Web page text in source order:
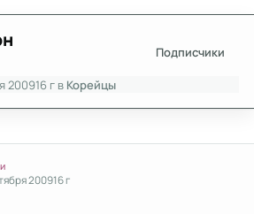
Подписчики
200916 г в Корейцы
200916 г